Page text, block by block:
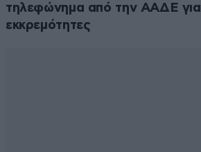
τηλεφώνημα από την ΑΑΔΕ
εκκρεμότητες